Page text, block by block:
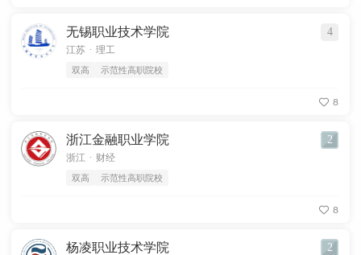
无锡职业技术学院 4
江苏 . 理工
双高 示范性高职院校
8
浙江金融职业学院 2
浙江 . 财经
双高 示范性高职院校
8
杨凌职业技术学院 2